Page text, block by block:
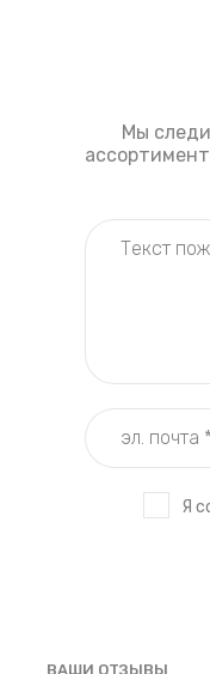
Мы
Я
ВАШИ ОТЗЫВЫ